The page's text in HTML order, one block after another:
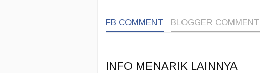
FB COMMENT BLOGGER COMMENT
INFO MENARIK LAINNYA